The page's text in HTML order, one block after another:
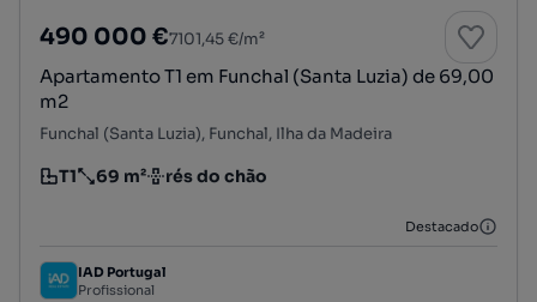
490 000 €7101,45 €/m²
Apartamento T1 em Funchal (Santa Luzia) de 69,00
m2
Funchal (Santa Luzia), Funchal, Ilha da Madeira
Tipologia
T1
Preço por metro quadrado
69 m²
Andar rés do chão
Destacado
IAD Portugal
Profissional